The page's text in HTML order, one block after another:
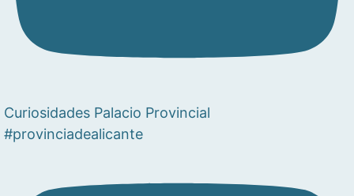
Curiosidades Palacio Provincial
#provinciadealicante